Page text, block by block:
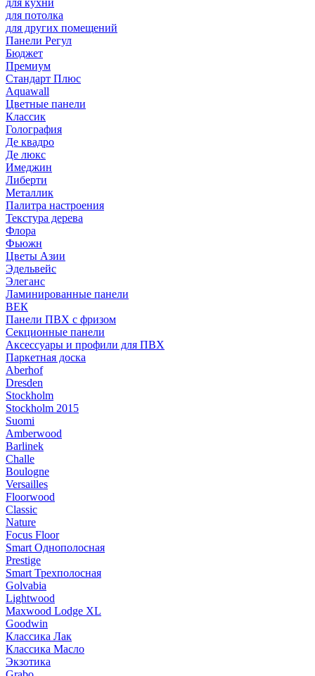
для кухни
для потолка
для других помещений
Панели Регул
Бюджет
Премиум
Стандарт Плюс
Aquawall
Цветные панели
Классик
Голография
Де квадро
Де люкс
Имеджин
Либерти
Металлик
Палитра настроения
Текстура дерева
Флора
Фьюжн
Цветы Азии
Эдельвейс
Элеганс
Ламинированные панели
ВЕК
Панели ПВХ с фризом
Секционные панели
Аксессуары и профили для ПВХ
Паркетная доска
Aberhof
Dresden
Stockholm
Stockholm 2015
Suomi
Amberwood
Barlinek
Challe
Boulogne
Versailles
Floorwood
Classic
Nature
Focus Floor
Smart Однополосная
Prestige
Smart Трехполосная
Golvabia
Lightwood
Maxwood Lodge XL
Goodwin
Классика Лак
Классика Масло
Экзотика